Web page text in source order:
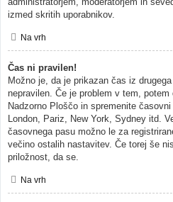
izmed skritih uporabnikov.
Na vrh
Čas ni pravilen!
Možno je, da je prikazan čas iz
nepravilen. Če je problem v tem,
Nadzorno Ploščo in spremenite
London, Pariz, New York, Sydney itd.
časovnega pasu možno le za
večino ostalih nastavitev. Če torej še
priložnost, da se.
Na vrh